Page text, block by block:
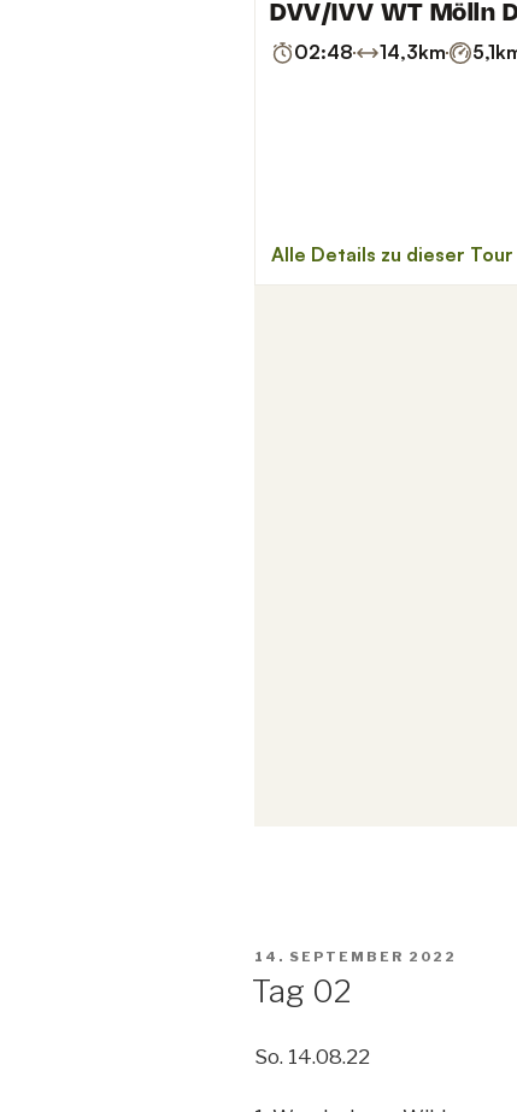
VERÖFFENTLICHT
14. SEPTEMBER 2022
Tag 02
So. 14.08.22